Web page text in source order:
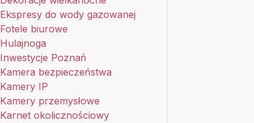
Ekspresy do wody gazowanej
Fotele biurowe
Hulajnoga
Inwestycje Poznań
Kamera bezpieczeństwa
Kamery IP
Kamery przemysłowe
Karnet okolicznościowy